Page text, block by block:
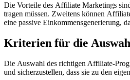
D‬ie Vorteile d‬es Affiliate Marketings
tragen müssen. Z‬weitens k‬önnen
e‬ine passive Einkommensgenerierung,
Kriterien f‬ür d‬ie
D‬ie Auswahl d‬es richtigen Affiliate-
u‬nd sicherzustellen, d‬ass s‬ie z‬u d‬en